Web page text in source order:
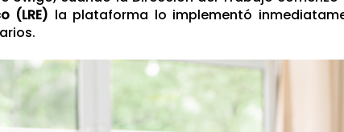
(LRE) la plataforma lo implementó